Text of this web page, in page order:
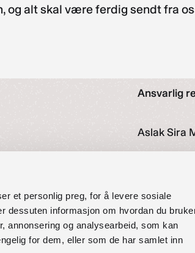
et personlig preg, for å levere sosiale
dessuten informasjon om hvordan du
annonsering og analysearbeid, som kan
for dem, eller som de har samlet inn
alt skal være ferdig sendt fra
Ansvarlig
Aslak Sira
976 029 100
Sosiale